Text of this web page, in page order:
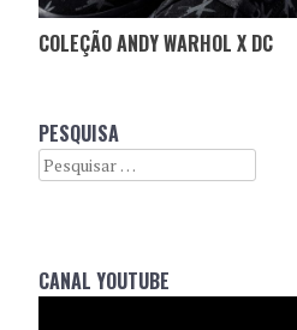
COLEÇÃO ANDY WARHOL X DC
PESQUISA
Search
CANAL YOUTUBE